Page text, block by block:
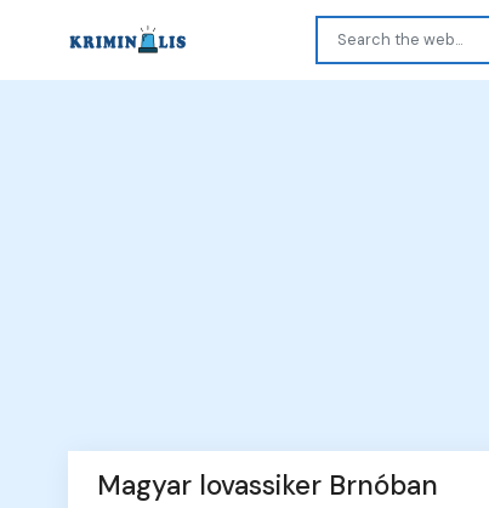
Magyar lovassiker Brnóban